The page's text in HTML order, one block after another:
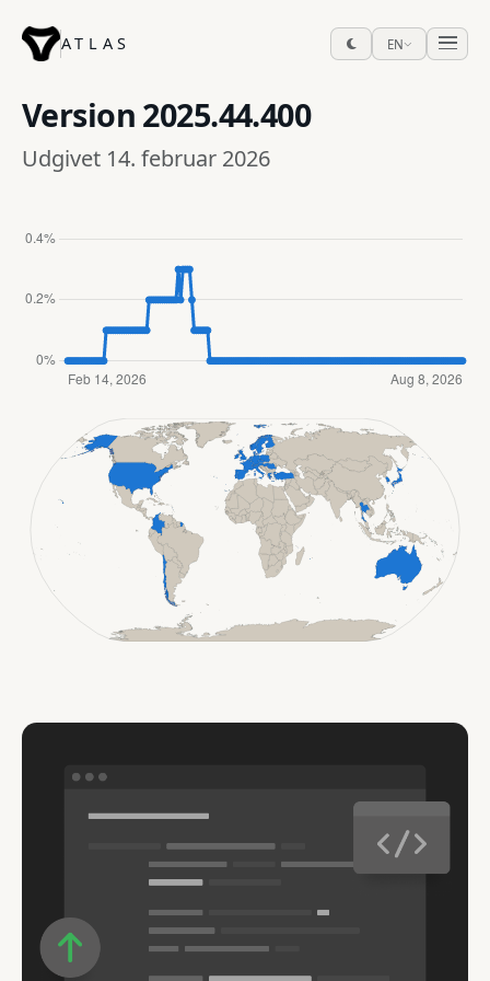
ATLAS EN
Version 2025.44.400
Udgivet 14. februar 2026